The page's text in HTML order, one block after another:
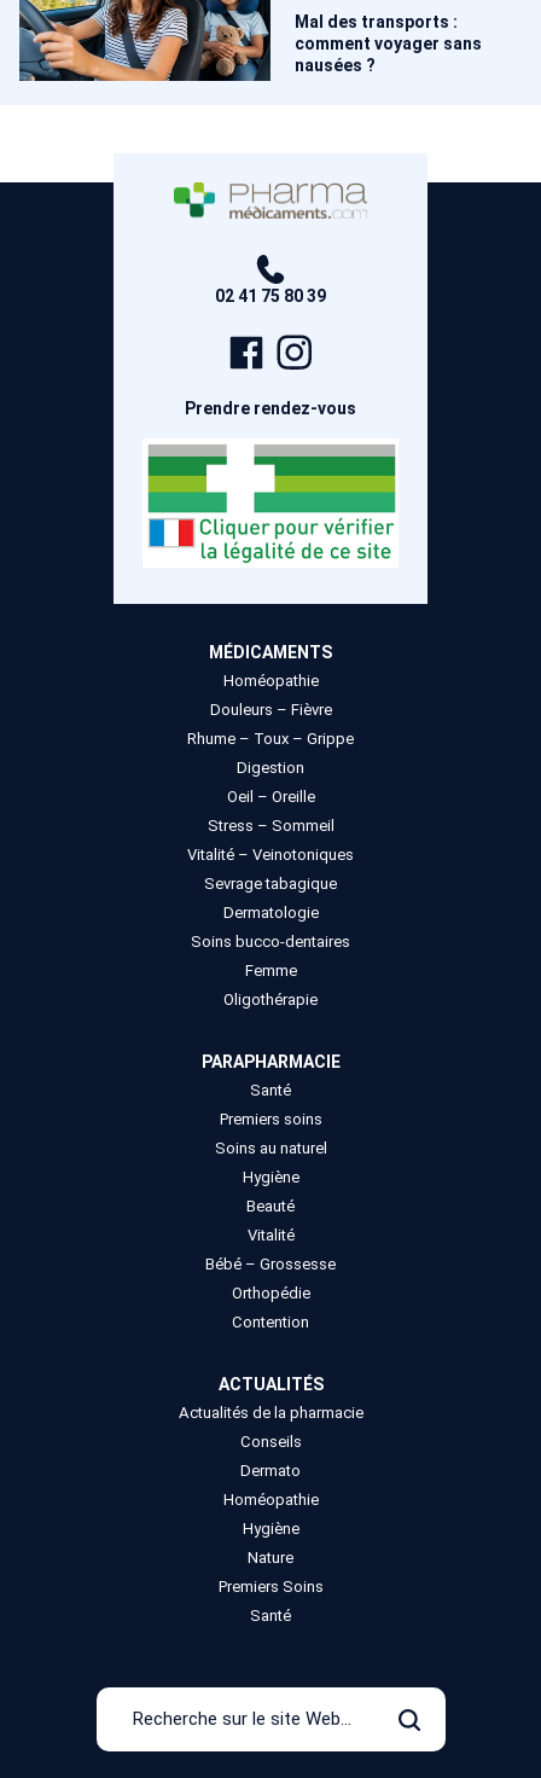
Mal des transports :
comment voyager sans
nausées ?
02 41 75 80 39
Page
Facebook
Prendre rendez-vous
MÉDICAMENTS
Homéopathie
Douleurs – Fièvre
Rhume – Toux – Grippe
Digestion
Oeil – Oreille
Stress – Sommeil
Vitalité – Veinotoniques
Sevrage tabagique
Dermatologie
Soins bucco-dentaires
Femme
Oligothérapie
PARAPHARMACIE
Santé
Premiers soins
Soins au naturel
Hygiène
Beauté
Vitalité
Bébé – Grossesse
Orthopédie
Contention
ACTUALITÉS
Actualités de la pharmacie
Conseils
Dermato
Homéopathie
Hygiène
Nature
Premiers Soins
Santé
Recherche
le
Rechercher